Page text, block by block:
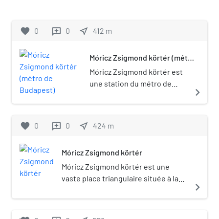
favorite 0 reviews 0 near_me 412 m
Móricz Zsigmond körtér (métro
Móricz Zsigmond körtér est
une station du métro de
navigate_next
favorite 0 reviews 0 near_me 424 m
Móricz Zsigmond körtér
Móricz Zsigmond körtér est une
vaste place triangulaire située à la
Szentimreváros et de Lágymányos
navigate_next